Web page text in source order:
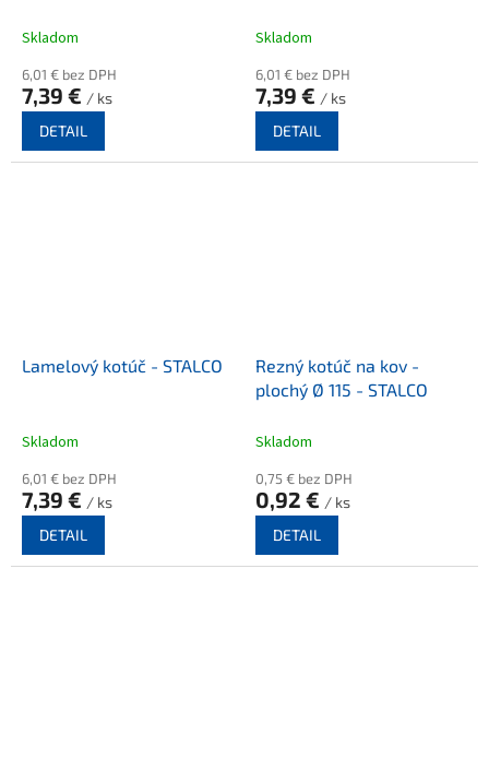
Skladom
6,01 € bez DPH
7,39 € / ks
DETAIL
Skladom
6,01 € bez DPH
7,39 € / ks
DETAIL
Lamelový kotúč - STALCO
Skladom
6,01 € bez DPH
7,39 € / ks
DETAIL
Rezný kotúč na kov -
plochý Ø 115 - STALCO
Skladom
0,75 € bez DPH
0,92 € / ks
DETAIL